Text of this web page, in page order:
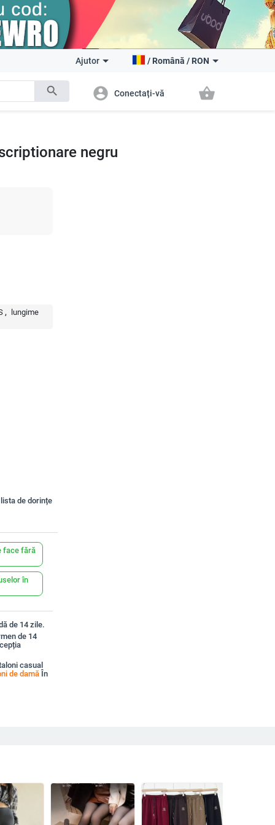
search
Ajutor / Română / RON
account_circle Conectați-vă shopping_basket
negru
lungime
de dorințe
face fără
în
de 14 zile.
de 14
casual
de damăÎn